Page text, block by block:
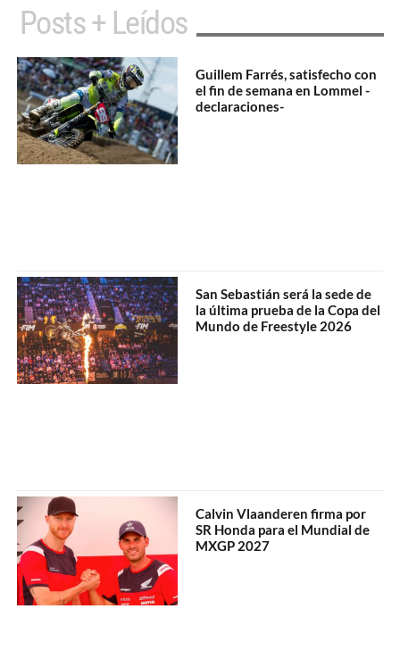
Posts + Leídos
Guillem Farrés, satisfecho con
el fin de semana en Lommel -
declaraciones-
San Sebastián será la sede de
la última prueba de la Copa del
Mundo de Freestyle 2026
Calvin Vlaanderen firma por
SR Honda para el Mundial de
MXGP 2027